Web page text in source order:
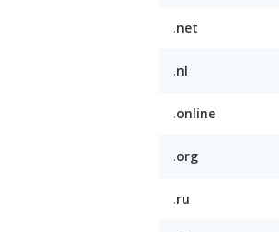
.net
.nl
.online
.org
.ru